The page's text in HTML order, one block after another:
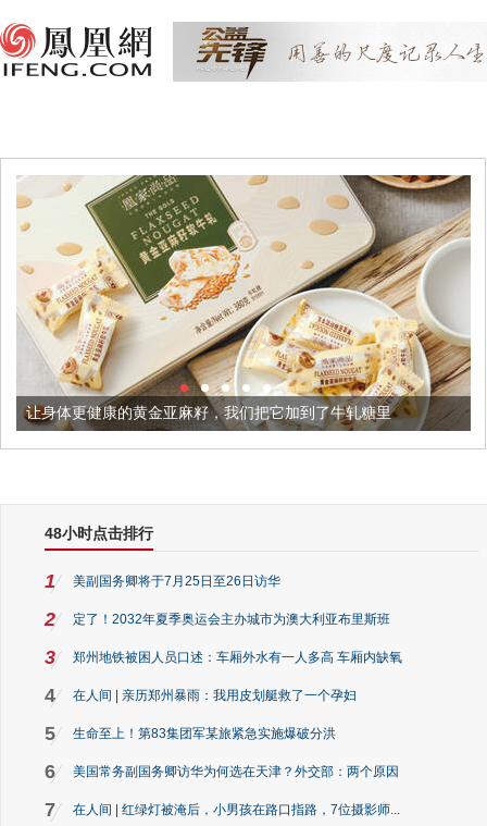
健康的黄金亚麻籽，我们把它加到了牛轧糖里 被列入佛家
48小时点击排行
1 美副国务卿将于7月25日至26日访华
2 定了！2032年夏季奥运会主办城市为澳大利亚布里斯班
3 郑州地铁被困人员口述：车厢外水有一人多高 车厢内缺氧
4 在人间 | 亲历郑州暴雨：我用皮划艇救了一个孕妇
5 生命至上！第83集团军某旅紧急实施爆破分洪
6 美国常务副国务卿访华为何选在天津？外交部：两个原因
7 在人间 | 红绿灯被淹后，小男孩在路口指路，7位摄影师...